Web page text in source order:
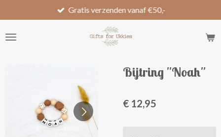
direct
naar
Gratis verzenden vanaf €50,-
Bijtring ''Noah''
€ 12,95